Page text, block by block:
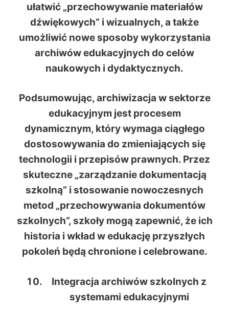
ułatwić „przechowywanie materiałów
dźwiękowych” i wizualnych, a także
umożliwić nowe sposoby wykorzystania
archiwów edukacyjnych do celów
naukowych i dydaktycznych.
Podsumowując, archiwizacja w sektorze
edukacyjnym jest procesem
dynamicznym, który wymaga ciągłego
dostosowywania do zmieniających się
technologii i przepisów prawnych. Przez
skuteczne „zarządzanie dokumentacją
szkolną” i stosowanie nowoczesnych
metod „przechowywania dokumentów
szkolnych”, szkoły mogą zapewnić, że ich
historia i wkład w edukację przyszłych
pokoleń będą chronione i celebrowane.
Integracja archiwów szkolnych z
systemami edukacyjnymi